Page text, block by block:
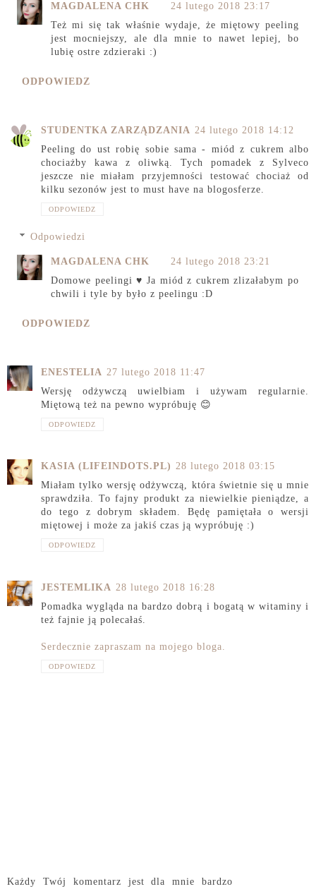
MAGDALENA CHK
24 lutego 2018 23:17
Też mi się tak właśnie wydaje, że miętowy peeling
jest mocniejszy, ale dla mnie to nawet lepiej, bo
lubię ostre zdzieraki :)
ODPOWIEDZ
STUDENTKA ZARZĄDZANIA 24 lutego 2018 14:12
Peeling do ust robię sobie sama - miód z cukrem albo
chociażby kawa z oliwką. Tych pomadek z Sylveco
jeszcze nie miałam przyjemności testować chociaż od
kilku sezonów jest to must have na blogosferze.
ODPOWIEDZ
Odpowiedzi
MAGDALENA CHK
24 lutego 2018 23:21
Domowe peelingi ♥ Ja miód z cukrem zlizałabym po
chwili i tyle by było z peelingu :D
ODPOWIEDZ
ENESTELIA 27 lutego 2018 11:47
Wersję odżywczą uwielbiam i używam regularnie.
Miętową też na pewno wypróbuję 😊
ODPOWIEDZ
KASIA (LIFEINDOTS.PL) 28 lutego 2018 03:15
Miałam tylko wersję odżywczą, która świetnie się u mnie
sprawdziła. To fajny produkt za niewielkie pieniądze, a
do tego z dobrym składem. Będę pamiętała o wersji
miętowej i może za jakiś czas ją wypróbuję :)
ODPOWIEDZ
JESTEMLIKA 28 lutego 2018 16:28
Pomadka wygląda na bardzo dobrą i bogatą w witaminy i
też fajnie ją polecałaś.
Serdecznie zapraszam na mojego bloga.
ODPOWIEDZ
Każdy Twój komentarz jest dla mnie bardzo